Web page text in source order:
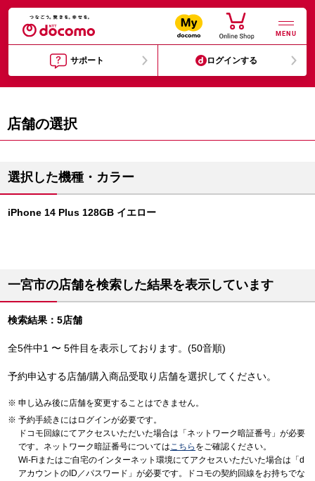
MENU
サポート ログインする
店舗の選択
選択した機種・カラー
iPhone 14 Plus 128GB イエロー
一宮市の店舗を検索した結果を表示しています
検索結果：5店舗
全5件中1 〜 5件目を表示しております。(50音順)
予約申込する店舗/購入商品受取り店舗を選択してください。
申し込み後に店舗を変更することはできません。
予約手続きにはログインが必要です。
ドコモ回線にてアクセスいただいた場合は「ネットワーク暗証番号」が必要
です。ネットワーク暗証番号についてはこちら をご確認ください。
Wi-Fiまたはご自宅のインターネット環境にてアクセスいただいた場合は「d
アカウントのID／パスワード」が必要です。ドコモの契約回線をお持ちでな